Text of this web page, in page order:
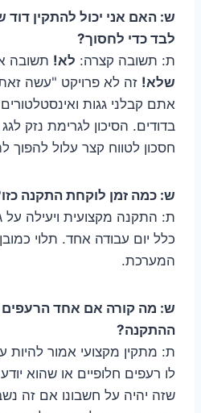
ש: האם אני יכול להתקין
לבד כדי לחסוך?
ת: תשובה קצרה: לא! תשובה
שלא! זה לא פרויקט "עשה
אתם קבלני גגות ואינסטלטורים
בדודים. הסיכון לגרימת נזק
חסכון לטווח קצר עלול להפוך
ש: כמה זמן לוקחת התקנה
ת: התקנה מקצועית ויעילה על
כלל יום עבודה אחד. תלוי
המערכת.
ש: מה קורה אם אחד
ההתקנה?
ת: מתקין מקצועי אמור להיות
לו רעפים חלופיים או שהוא
שזה יהיה על חשבונו אם זה